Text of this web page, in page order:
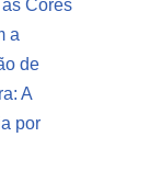
Cores
a
de
A
por